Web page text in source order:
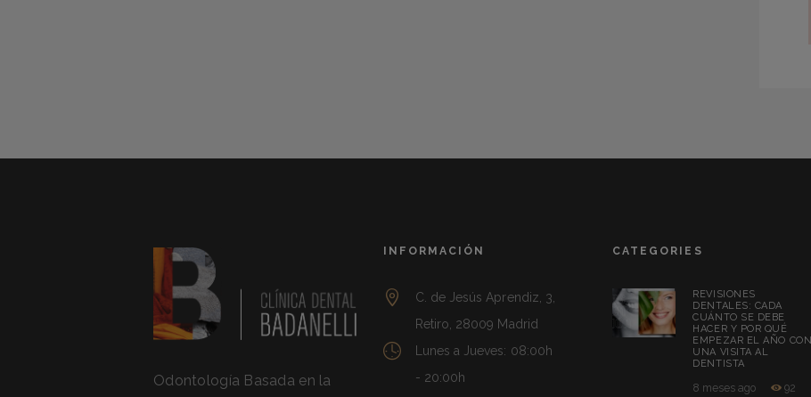
Odontología Basada en la
INFORMACIÓN
C. de Jesús Aprendiz, 3,
Retiro, 28009 Madrid
Lunes a Jueves: 08:00h
- 20:00h
CATEGORIES
REVISIONES
DENTALES: CADA
CUÁNTO SE DEBE
HACER Y POR QUÉ
EMPEZAR EL AÑO CON
UNA VISITA AL
DENTISTA
8 meses ago 92